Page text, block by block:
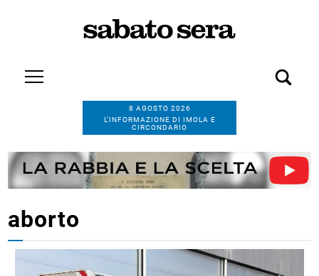
8 AGOSTO 2026
L’INFORMAZIONE DI IMOLA E
CIRCONDARIO
aborto